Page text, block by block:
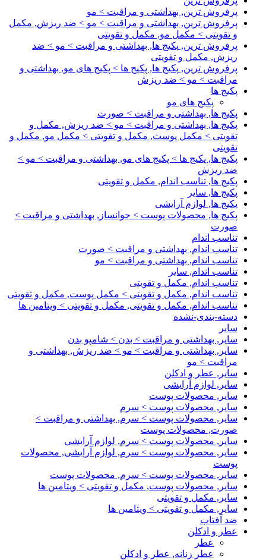
پرفروش ترین, بهداشتی و مراقبت > مو
پرفروش ترین, بهداشتی و مراقبت > مو > ضد ریزش, مکمل
و تقویتی > مکمل مو, مکمل و تقویتی
پرفروش ترین, پکیج ها, بهداشتی و مراقبت > مو > ضد
ریزش, مکمل و تقویتی
پرفروش ترین, پکیج ها, پکیج ها > پکیج های مو, بهداشتی و
مراقبت > مو > ضد ریزش
پکیج ها
پکیج های مو
پکیج ها, بهداشتی و مراقبت > صورت
پکیج ها, بهداشتی و مراقبت > مو > ضد ریزش, مکمل و
تقویتی > مکمل پوست, مکمل و تقویتی > مکمل مو, مکمل و
تقویتی
پکیج ها, پکیج ها > پکیج های مو, بهداشتی و مراقبت > مو >
ضد ریزش
پکیج ها, تناسب اندام, مکمل و تقویتی
پکیج ها, سایر
پکیج ها, لوازم آرایشی
پکیج ها, محصولات پوست > جوانساز, بهداشتی و مراقبت >
صورت
تناسب اندام
تناسب اندام, بهداشتی و مراقبت > صورت
تناسب اندام, بهداشتی و مراقبت > مو
تناسب اندام, سایر
تناسب اندام, مکمل و تقویتی
تناسب اندام, مکمل و تقویتی > مکمل پوست, مکمل و تقویتی
تناسب اندام, مکمل و تقویتی, مکمل و تقویتی > ویتامین ها
دسته-بندی-نشده
سایر
سایر, بهداشتی و مراقبت > بدن > شامپو بدن
سایر, بهداشتی و مراقبت > مو > ضد ریزش, بهداشتی و
مراقبت > مو
سایر, عطر و ادکلن
سایر, لوازم آرایشی
سایر, محصولات پوست
سایر, محصولات پوست > سرم
سایر, محصولات پوست > سرم, بهداشتی و مراقبت >
صورت, محصولات پوست
سایر, محصولات پوست > سرم, لوازم آرایشی
سایر, محصولات پوست > سرم, لوازم آرایشی, محصولات
پوست
سایر, محصولات پوست > سرم, محصولات پوست
سایر, محصولات پوست, مکمل و تقویتی > ویتامین ها
سایر, مکمل و تقویتی
سایر, مکمل و تقویتی > ویتامین ها
ضد آفتاب
عطر و ادکلن
عطر
عطر زنانه, عطر و ادکلن